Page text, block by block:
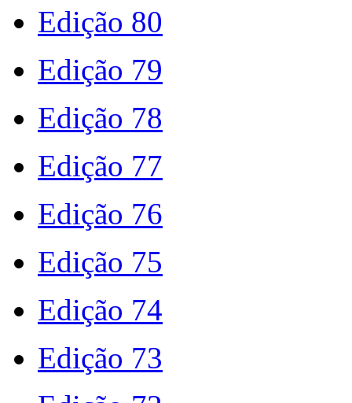
Edição 80
Edição 79
Edição 78
Edição 77
Edição 76
Edição 75
Edição 74
Edição 73